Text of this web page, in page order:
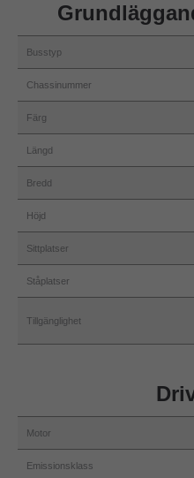
Busstyp
Chassinummer
Färg
Längd
Bredd
Höjd
Sittplatser
Ståplatser
Tillgänglighet
Motor
Emissionsklass